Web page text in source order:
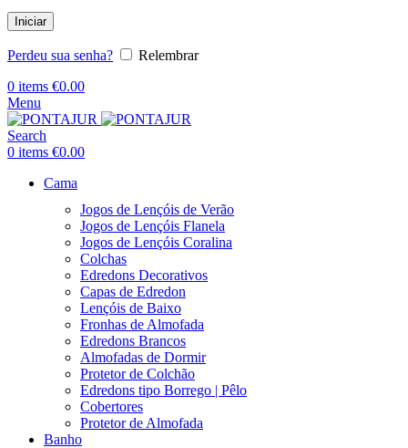
Iniciar
Perdeu sua senha?
Relembrar
0 items €0.00
Menu
Search
0 items €0.00
Cama
Jogos de Lençóis de Verão
Jogos de Lençóis Flanela
Jogos de Lençóis Coralina
Colchas
Edredons Decorativos
Capas de Edredon
Lençóis de Baixo
Fronhas de Almofada
Edredons Brancos
Almofadas de Dormir
Protetor de Colchão
Edredons tipo Borrego | Pêlo
Cobertores
Protetor de Almofada
Banho